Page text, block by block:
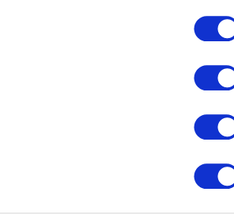
we dat er soms pieken zijn in de
draaien door, deadlines
maken we het mogelijk om
Overijssel boeken vandaag hun